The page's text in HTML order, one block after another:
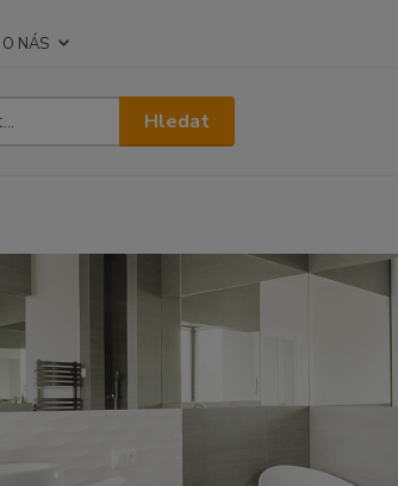
O NÁS
Hledat